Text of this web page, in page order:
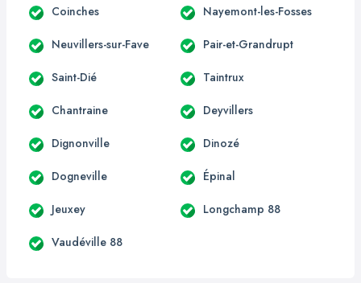
Coinches Nayemont-les-Fosses
Neuvillers-sur-Fave Pair-et-Grandrupt
Saint-Dié Taintrux
Chantraine Deyvillers
Dignonville Dinozé
Dogneville Épinal
Jeuxey Longchamp 88
Vaudéville 88